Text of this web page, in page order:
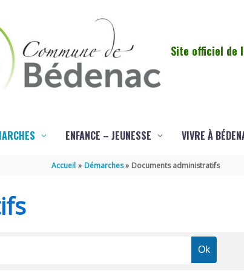
Site officiel de
ENFANCE – JEUNESSE VIVRE À
Accueil Démarches Documents administratifs